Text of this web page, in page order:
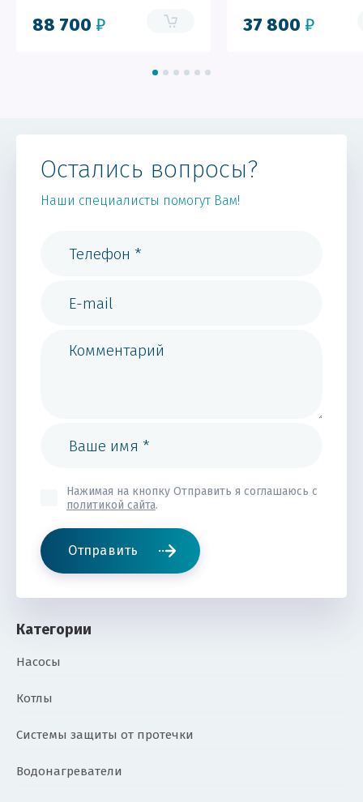
88 700 ₽ 37 800 ₽
Остались вопросы?
Наши специалисты помогут Вам!
Нажимая на кнопку Отправить я соглашаюсь с
политикой сайта.
Отправить
Категории
Насосы
Котлы
Системы защиты от протечки
Водонагреватели